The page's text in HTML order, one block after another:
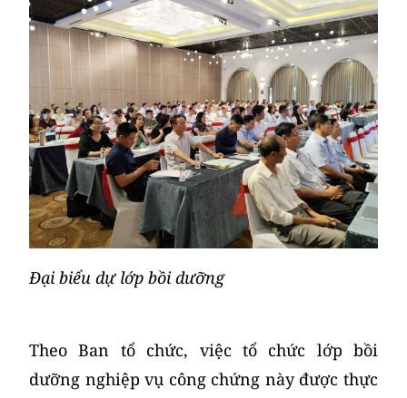
Đại biểu dự lớp bồi dưỡng
Theo Ban tổ chức, việc tổ chức lớp bồi
dưỡng nghiệp vụ công chứng này được thực